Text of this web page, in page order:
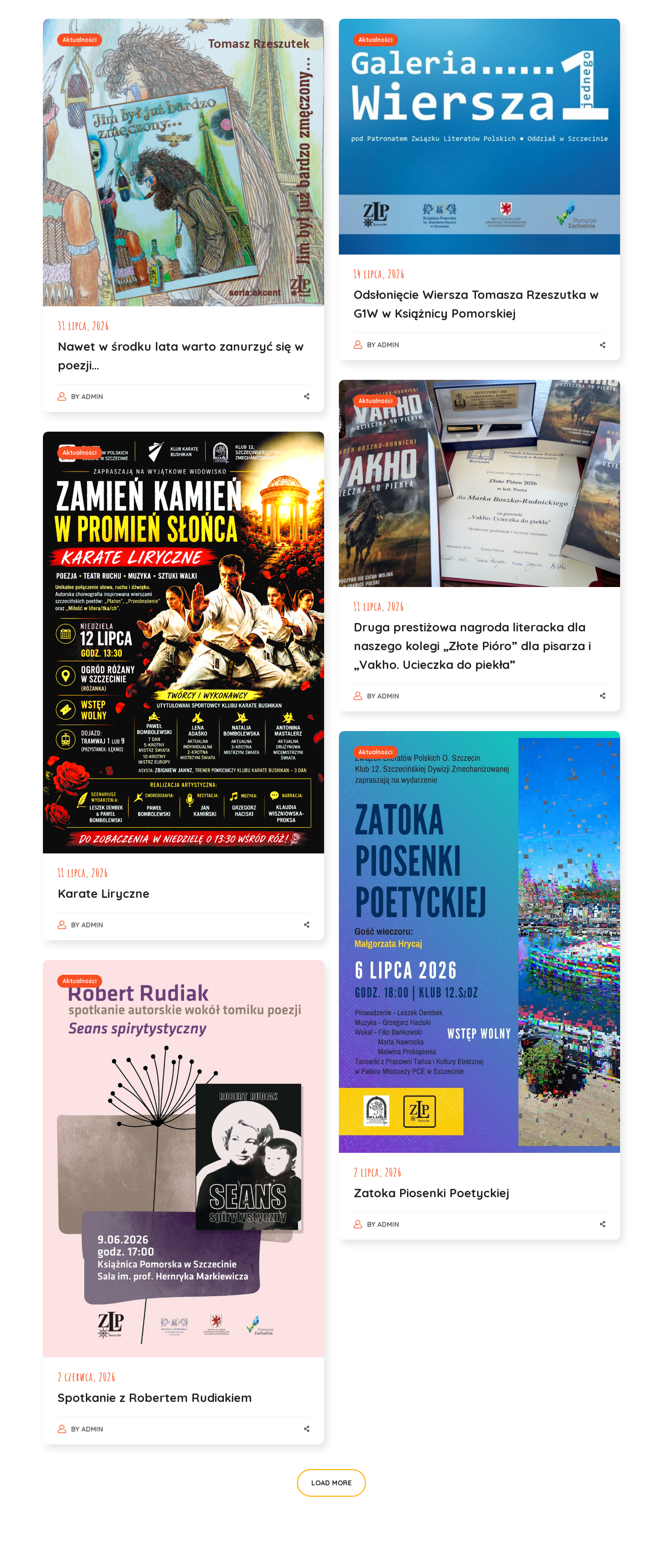
Aktualności
31 lipca, 2026
Nawet w środku lata warto zanurzyć się w
poezji…
BY ADMIN
Aktualności
14 lipca, 2026
Odsłonięcie Wiersza Tomasza Rzeszutka w
G1W w Książnicy Pomorskiej
BY ADMIN
Aktualności
11 lipca, 2026
Druga prestiżowa nagroda literacka dla
naszego kolegi „Złote Pióro” dla pisarza i
„Vakho. Ucieczka do piekła”
BY ADMIN
Aktualności
11 lipca, 2026
Karate Liryczne
BY ADMIN
Aktualności
2 lipca, 2026
Zatoka Piosenki Poetyckiej
BY ADMIN
Aktualności
2 czerwca, 2026
Spotkanie z Robertem Rudiakiem
BY ADMIN
LOAD MORE